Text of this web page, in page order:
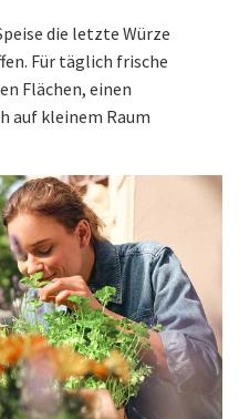
die letzte Würze
Für täglich frische
Flächen, einen
auf kleinem Raum